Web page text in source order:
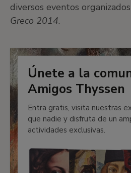
diversos eventos
Greco 2014.
Únete a la
Amigos Thyssen
Entra gratis, visita nuestras
que nadie y disfruta de un
actividades exclusivas.